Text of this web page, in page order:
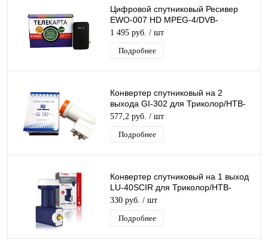
Цифровой спутниковый Ресивер
EWO-007 HD MPEG-4/DVB-
S2/T2MI, поддержка Conax,
подходит для Телекарты
1 495 руб. / шт
Подробнее
Конвертер спутниковый на 2
выхода GI-302 для Триколор/НТВ-
Плюс круговой поляризации Galaxy
Innovatio
577,2 руб. / шт
Подробнее
Конвертер спутниковый на 1 выход
LU-40SCIR для Триколор/НТВ-
Плюс круговой поляризации Lumax
330 руб. / шт
Подробнее